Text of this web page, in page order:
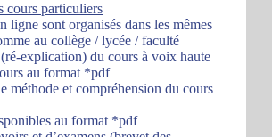
cours particuliers
ligne sont organisés dans les mêmes
au collège / lycée / faculté
explication) du cours à voix haute
au format *pdf
méthode et compréhension du cours
au format *pdf